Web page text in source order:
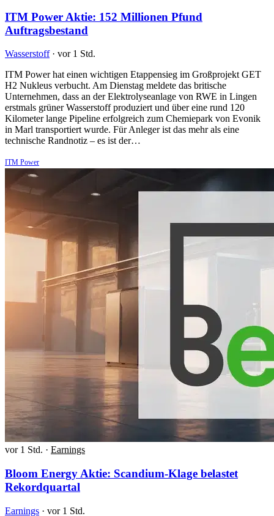
ITM Power Aktie: 152 Millionen Pfund
Auftragsbestand
Wasserstoff · vor 1 Std.
ITM Power hat einen wichtigen Etappensieg im Großprojekt GET
H2 Nukleus verbucht. Am Dienstag meldete das britische
Unternehmen, dass an der Elektrolyseanlage von RWE in Lingen
erstmals grüner Wasserstoff produziert und über eine rund 120
Kilometer lange Pipeline erfolgreich zum Chemiepark von Evonik
in Marl transportiert wurde. Für Anleger ist das mehr als eine
technische Randnotiz – es ist der…
ITM Power
vor 1 Std. · Earnings
Bloom Energy Aktie: Scandium-Klage belastet
Rekordquartal
Earnings · vor 1 Std.